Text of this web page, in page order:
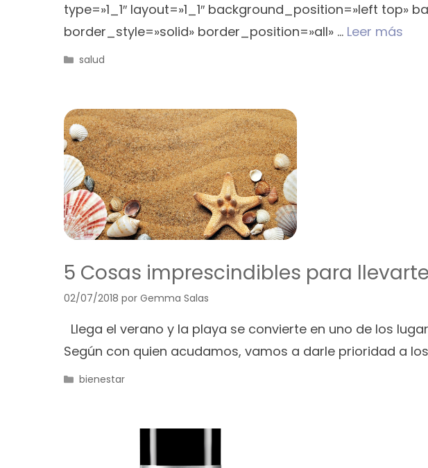
type=»1_1″ layout=»1_1″ background_position=»left
border_style=»solid» border_position=»all» … Leer más
Categorías
salud
5 Cosas imprescindibles para
02/07/2018 por Gemma Salas
Llega el verano y la playa se convierte en uno de los
Según con quien acudamos, vamos a darle prioridad a
Categorías
bienestar